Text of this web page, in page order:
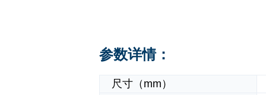
参数详情：
尺寸（mm）